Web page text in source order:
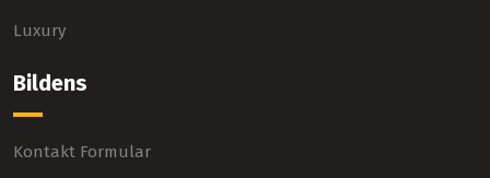
Luxury
Bildens
Kontakt Formular